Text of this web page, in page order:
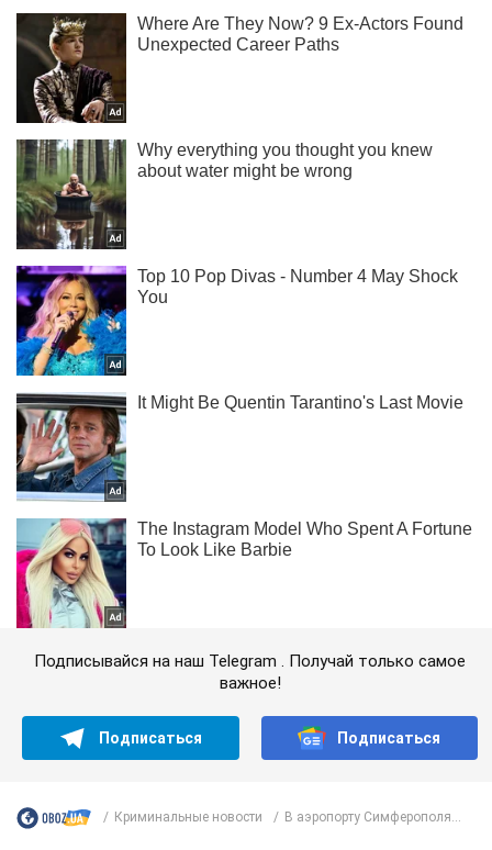
Подписывайся на наш Telegram . Получай только самое
важное!
Подписаться Подписаться
Криминальные новости В аэропорту Симферополя...